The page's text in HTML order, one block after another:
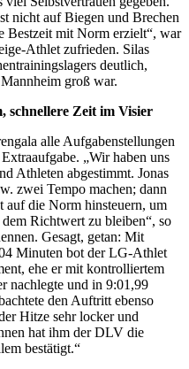
nicht auf Biegen und Brechen
Bestzeit mit Norm erzielt“, war
Athlet zufrieden. Silas
deutlich,
groß war.
schnellere Zeit im Visier
alle Aufgabenstellungen
„Wir haben uns
Athleten abgestimmt. Jonas
zwei Tempo machen; dann
auf die Norm hinsteuern, um
Richtwert zu bleiben“, so
Gesagt, getan: Mit
Minuten bot der LG-Athlet
ehe er mit kontrolliertem
nachlegte und in 9:01,99
den Auftritt ebenso
Hitze sehr locker und
hat ihm der DLV die
bestätigt.“